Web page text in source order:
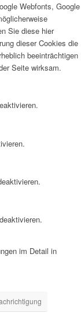
Webfonts, Google
Sie diese hier
dieser Cookies die
beeinträchtigen
Seite wirksam.
im Detail in